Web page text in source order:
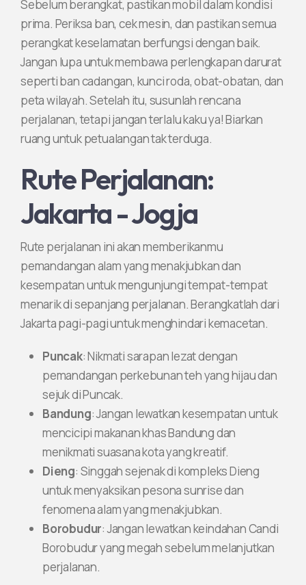
Sebelum berangkat, pastikan mobil dalam kondisi
prima. Periksa ban, cek mesin, dan pastikan semua
perangkat keselamatan berfungsi dengan baik.
Jangan lupa untuk membawa perlengkapan darurat
seperti ban cadangan, kunci roda, obat-obatan, dan
peta wilayah. Setelah itu, susunlah rencana
perjalanan, tetapi jangan terlalu kaku ya! Biarkan
ruang untuk petualangan tak terduga.
Rute Perjalanan:
Jakarta - Jogja
Rute perjalanan ini akan memberikanmu
pemandangan alam yang menakjubkan dan
kesempatan untuk mengunjungi tempat-tempat
menarik di sepanjang perjalanan. Berangkatlah dari
Jakarta pagi-pagi untuk menghindari kemacetan.
Puncak: Nikmati sarapan lezat dengan
pemandangan perkebunan teh yang hijau dan
sejuk di Puncak.
Bandung: Jangan lewatkan kesempatan untuk
mencicipi makanan khas Bandung dan
menikmati suasana kota yang kreatif.
Dieng: Singgah sejenak di kompleks Dieng
untuk menyaksikan pesona sunrise dan
fenomena alam yang menakjubkan.
Borobudur: Jangan lewatkan keindahan Candi
Borobudur yang megah sebelum melanjutkan
perjalanan.